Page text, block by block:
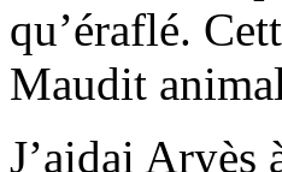
qu’éraflé.
Maudit
J’aidai Aryès